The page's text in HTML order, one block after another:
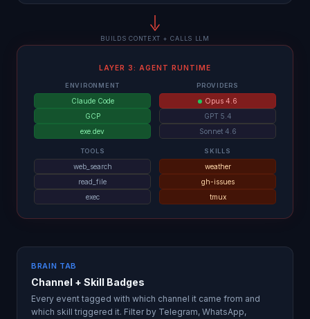
BUILDS CONTEXT + CALLS LLM
LAYER 3: AGENT RUNTIME
ENVIRONMENT
Claude Code
GCP
exe.dev
PROVIDERS
Opus 4.6
GPT 5.4
Sonnet 4.6
TOOLS
web_search
read_file
exec
SKILLS
weather
gh-issues
tmux
BRAIN TAB
Channel + Skill Badges
Every event tagged with which channel it came from and
which skill triggered it. Filter by Telegram, WhatsApp,